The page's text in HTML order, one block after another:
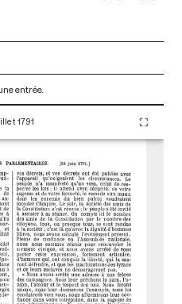
entrée.
1791